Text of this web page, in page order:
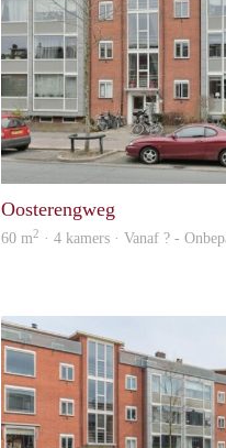
Oosterengweg
60 m2 · 4 kamers · Vanaf ? -